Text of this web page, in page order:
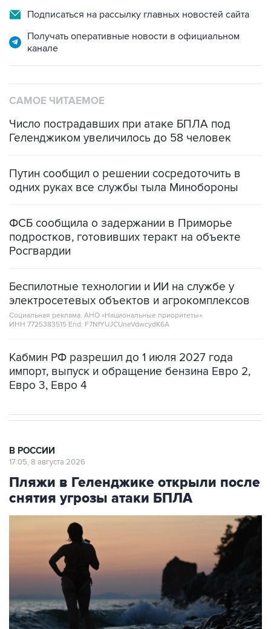
Получать оперативные новости в официальном
Число пострадавших при атаке БПЛА под
Путин сообщил о решении сосредоточить в
ФСБ сообщила о задержании в Приморье
Росгвардии
Беспилотные технологии и ИИ на службе у
Социальная реклама, АНО «Национальные приоритеты».
ИНН 7725383515 Erid: F7NfYUJCUneVdwcydK6A
Кабмин РФ разрешил до 1 июля 2027 года
Евро 3, Евро 4
Пляжи в Геленджике открыли после
снятия угрозы атаки БПЛА